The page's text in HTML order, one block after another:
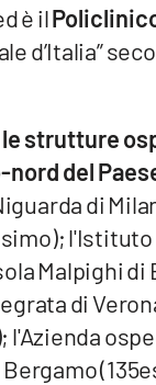
è il
d’Italia”
le strutture
del
di
Malpighi
di
l'Azienda